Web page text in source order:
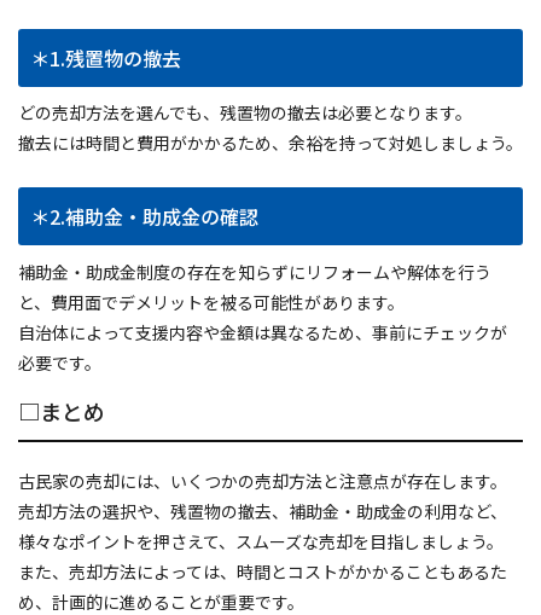
＊1.残置物の撤去
どの売却方法を選んでも、残置物の撤去は必要となります。
撤去には時間と費用がかかるため、余裕を持って対処しましょう。
＊2.補助金・助成金の確認
補助金・助成金制度の存在を知らずにリフォームや解体を行う
と、費用面でデメリットを被る可能性があります。
自治体によって支援内容や金額は異なるため、事前にチェックが
必要です。
□まとめ
古民家の売却には、いくつかの売却方法と注意点が存在します。
売却方法の選択や、残置物の撤去、補助金・助成金の利用など、
様々なポイントを押さえて、スムーズな売却を目指しましょう。
また、売却方法によっては、時間とコストがかかることもあるた
め、計画的に進めることが重要です。